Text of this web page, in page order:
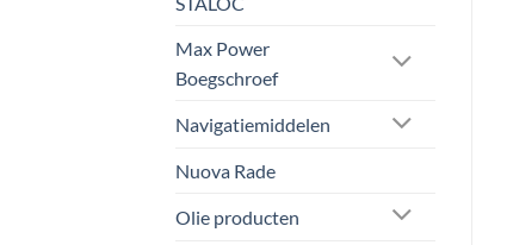
Max Power
Boegschroef
Navigatiemiddelen
Nuova Rade
Olie producten